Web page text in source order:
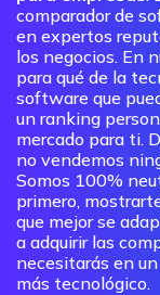
comparador de
en expertos
los negocios. En
para qué de la
software que
un ranking
mercado para ti.
no vendemos
Somos 100%
primero,
que mejor se
a adquirir las
necesitarás en
más tecnológico.